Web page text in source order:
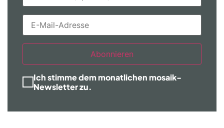
Abonnieren
Ich stimme dem monatlichen mosaik-
Newsletter zu.